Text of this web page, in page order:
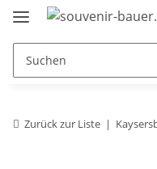
Zurück zur Liste